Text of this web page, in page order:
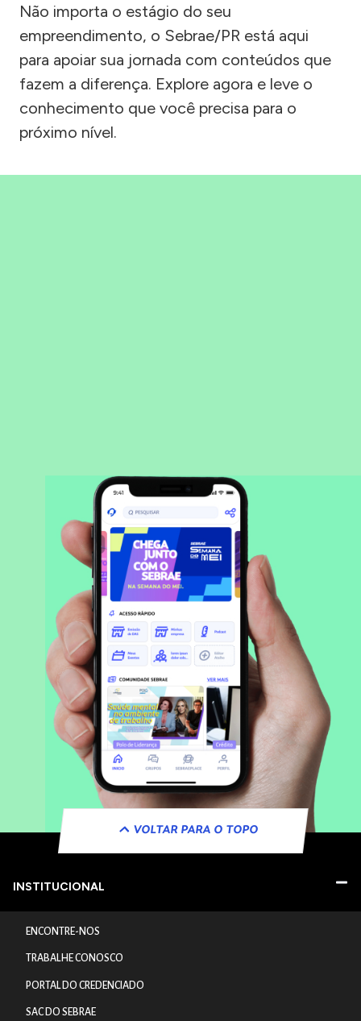
Não importa o estágio do seu
empreendimento, o Sebrae/PR está aqui
para apoiar sua jornada com conteúdos que
fazem a diferença. Explore agora e leve o
conhecimento que você precisa para o
próximo nível.
VOLTAR PARA O TOPO
INSTITUCIONAL
ENCONTRE-NOS
TRABALHE CONOSCO
PORTAL DO CREDENCIADO
SAC DO SEBRAE